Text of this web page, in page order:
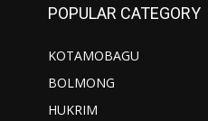
POPULAR CATEGORY
KOTAMOBAGU
BOLMONG
HUKRIM